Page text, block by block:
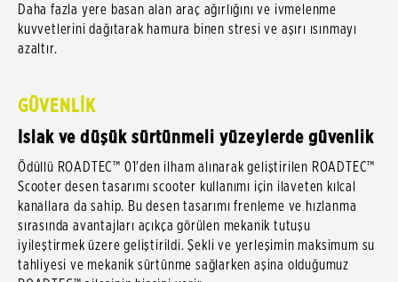
Daha fazla yere basan alan araç ağırlığını ve ivmelenme
kuvvetlerini dağıtarak hamura binen stresi ve aşırı ısınmayı
azaltır.
GÜVENLİK
Islak ve düşük sürtünmeli yüzeylerde güvenlik
Ödüllü ROADTEC™ 01'den ilham alınarak geliştirilen ROADTEC™
Scooter desen tasarımı scooter kullanımı için ilaveten kılcal
kanallara da sahip. Bu desen tasarımı frenleme ve hızlanma
sırasında avantajları açıkça görülen mekanik tutuşu
iyileştirmek üzere geliştirildi. Şekli ve yerleşimin maksimum su
tahliyesi ve mekanik sürtünme sağlarken aşina olduğumuz